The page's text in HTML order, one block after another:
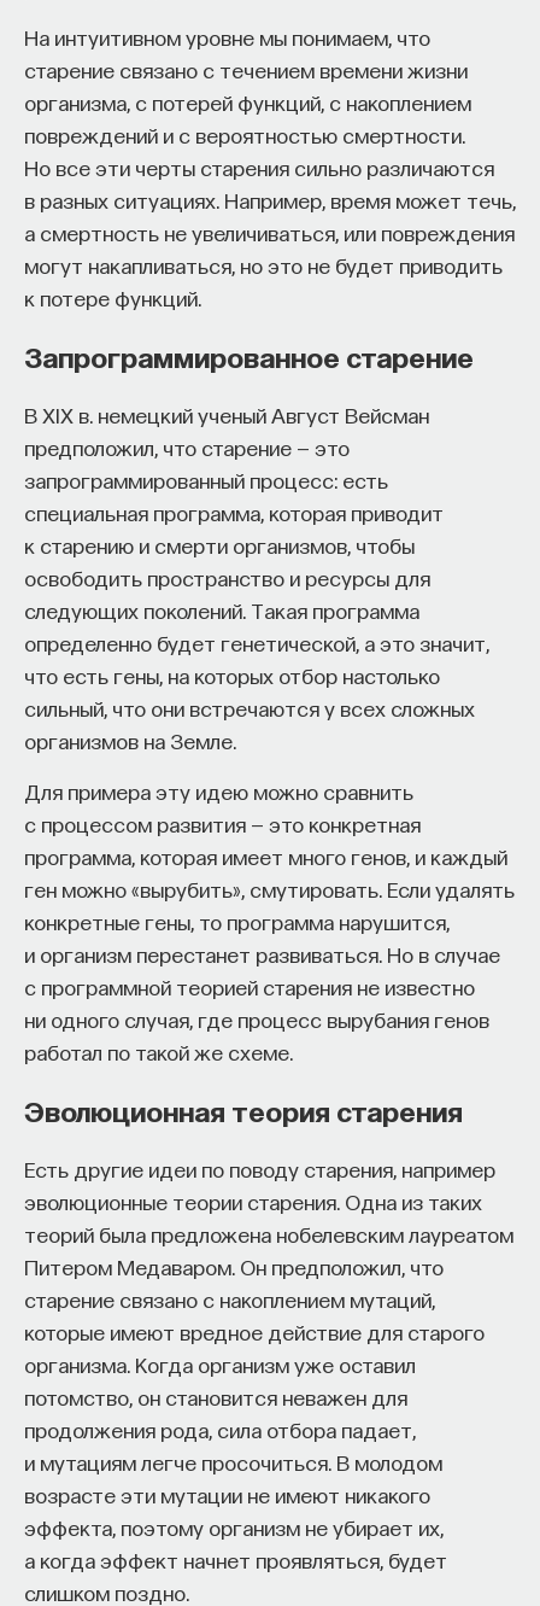
На интуитивном уровне мы понимаем, что
старение связано с течением времени жизни
организма, с потерей функций, с накоплением
повреждений и с вероятностью смертности.
Но все эти черты старения сильно различаются
в разных ситуациях. Например, время может течь,
а смертность не увеличиваться, или повреждения
могут накапливаться, но это не будет приводить
к потере функций.
Запрограммированное старение
В XIX в. немецкий ученый Август Вейсман
предположил, что старение — это
запрограммированный процесс: есть
специальная программа, которая приводит
к старению и смерти организмов, чтобы
освободить пространство и ресурсы для
следующих поколений. Такая программа
определенно будет генетической, а это значит,
что есть гены, на которых отбор настолько
сильный, что они встречаются у всех сложных
организмов на Земле.
Для примера эту идею можно сравнить
с процессом развития — это конкретная
программа, которая имеет много генов, и каждый
ген можно «вырубить», смутировать. Если удалять
конкретные гены, то программа нарушится,
и организм перестанет развиваться. Но в случае
с программной теорией старения не известно
ни одного случая, где процесс вырубания генов
работал по такой же схеме.
Эволюционная теория старения
Есть другие идеи по поводу старения, например
эволюционные теории старения. Одна из таких
теорий была предложена нобелевским лауреатом
Питером Медаваром. Он предположил, что
старение связано с накоплением мутаций,
которые имеют вредное действие для старого
организма. Когда организм уже оставил
потомство, он становится неважен для
продолжения рода, сила отбора падает,
и мутациям легче просочиться. В молодом
возрасте эти мутации не имеют никакого
эффекта, поэтому организм не убирает их,
а когда эффект начнет проявляться, будет
слишком поздно.
«Наш мозг работает всего на 10%»
Или на 4%, или на 5%. Это неправда.
Ольга Сварник, нейрофизиолог:
Когда мы регистрируем активность мозга,
в частности активность нервных клеток, можно
посчитать, сколько нейронов мы можем
встретить при регистрации с помощью
электрода, на каком расстоянии он «слышит»
чувствовать нейроны в определенном объеме,
по морфологическим срезам мы можем
установить, что в данном объеме мозга
находится, например, 1000 клеток. Но при этом,
когда электрод находится в мозге, мы слышим,
что активных нейронов очень мало, как раз
в районе 5–10% или даже меньше.
Но такое понимание работы мозга ошибочно,
потому что регистрация этих нейронов
происходит в моменты, когда животное или
заняты какой-то деятельностью. Если мы говорим
о свободноподвижном животном, которое
находится в сознании и выполняет какую-то
деятельность, получается, что в каждом
отдельно выполняемом виде деятельности
принимают участие не все нейроны, а именно
какой-то процент от их общего количества.
Человек не может одновременно вести машину,
читать книгу, играть на пианино и кататься
момент времени, когда выполняется
определенный вид деятельности,
регистрируется активность одних нейронов,
в другой момент — активность других нейронов
и так далее. Таким образом, регистрация совсем
небольшого процента задействованных
в определенном виде деятельности нейронов
вовсе не означает, что мозг не работает на все
100%, а работает всего на 10% (в смысле «плохо»
работает).
Узнайте больше о мозге
«ВИЧ не существует, это заговор
фармкомпаний»